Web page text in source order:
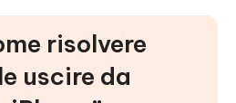
risolvere
uscire da